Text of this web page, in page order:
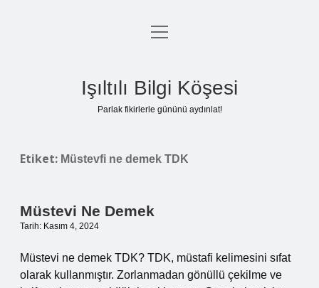
Anasayfa
Yasal Uyarı
menüyü
Işıltılı Bilgi Köşesi
Parlak fikirlerle gününü aydınlat!
Etiket: Müstevfi ne demek TDK
Müstevi Ne Demek
Tarih: Kasım 4, 2024
Müstevi ne demek TDK? TDK, müstafi kelimesini sıfat
olarak kullanmıştır. Zorlanmadan gönüllü çekilme ve